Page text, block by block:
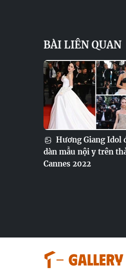
BÀI LIÊN QUAN
Hương Giang Idol
dàn mẫu nội y trên
Cannes 2022
GALLERY